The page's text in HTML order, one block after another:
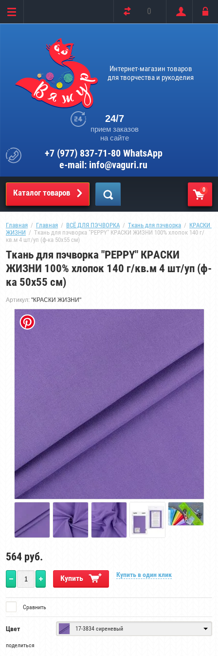
0
Интернет-магазин товаров
для творчества и рукоделия
24/7
прием заказов
на сайте
+7 (977) 837-71-80 WhatsApp
e-mail: info@vaguri.ru
Каталог товаров 0
Главная
  /
Главная
  /
ВСЁ ДЛЯ ПЭЧВОРКА
  /
Ткань для пэчворка
  /
КРАСКИ
ЖИЗНИ
  /  Ткань для пэчворка "PEPPY" КРАСКИ ЖИЗНИ 100% хлопок 140 г/
кв.м 4 шт/уп (ф-ка 50x55 см)
Ткань для пэчворка "PEPPY" КРАСКИ
ЖИЗНИ 100% хлопок 140 г/кв.м 4 шт/уп (ф-
ка 50x55 см)
Артикул: "КРАСКИ ЖИЗНИ"
564 руб.
Купить Купить в один клик
Сравнить
Цвет 17-3834 сиреневый
поделиться